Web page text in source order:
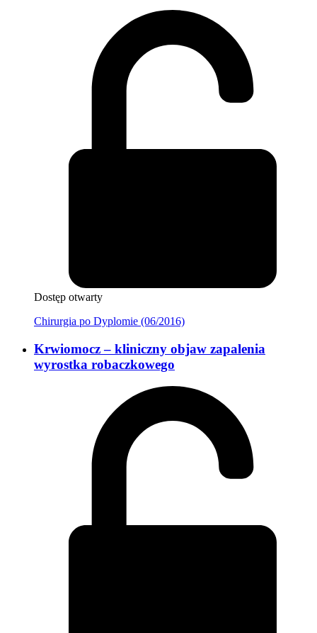
Dostęp otwarty
Chirurgia po Dyplomie (06/2016)
Krwiomocz – kliniczny objaw zapalenia
wyrostka robaczkowego